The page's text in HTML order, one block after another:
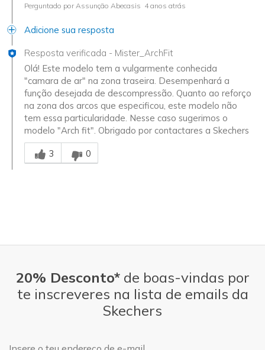
Perguntado por Assunção Abecasis 4 anos atrás
Adicione sua resposta
Resposta verificada - Mister_ArchFit
Olá! Este modelo tem a vulgarmente conhecida
"camara de ar" na zona traseira. Desempenhará a
função desejada de descompressão. Quanto ao reforço
na zona dos arcos que especificou, este modelo não
tem essa particularidade. Nesse caso sugerimos o
modelo "Arch fit". Obrigado por contactares a Skechers
Essa resposta foi útil para você
3
0
20% Desconto*de boas-vindas por
te inscreveres na lista de emails da
Skechers
Endereço de e-mail